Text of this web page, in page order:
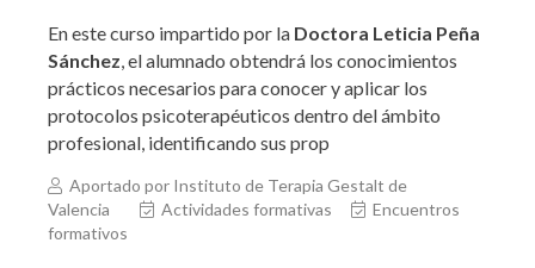
En este curso impartido por la Doctora Leticia Peña
Sánchez , el alumnado obtendrá los conocimientos
prácticos necesarios para conocer y aplicar los
protocolos psicoterapéuticos dentro del ámbito
profesional, identificando sus prop
Aportado por Instituto de Terapia Gestalt de
Valencia
Actividades formativas
Encuentros
formativos